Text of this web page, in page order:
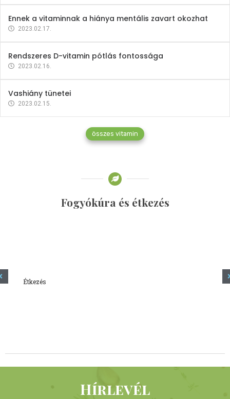
Ennek a vitaminnak a hiánya mentális zavart okozhat
2023.02.17.
Rendszeres D-vitamin pótlás fontossága
2023.02.16.
Vashiány tünetei
2023.02.15.
összes vitamin
Fogyókúra és étkezés
Étkezés
Hírlevél